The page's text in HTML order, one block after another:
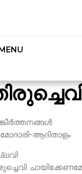
ആദിതാളം